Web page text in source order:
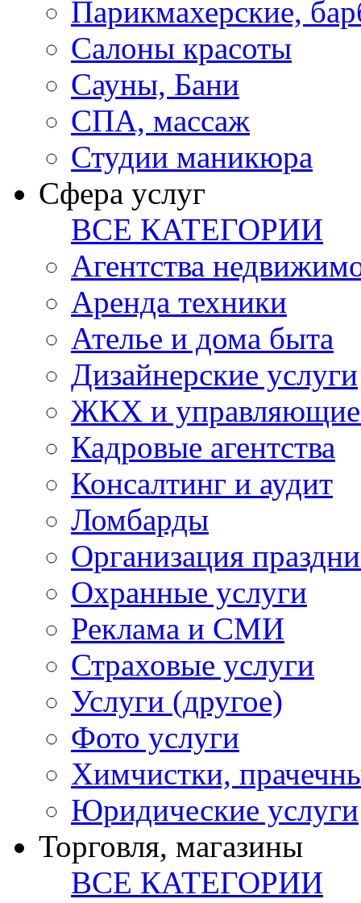
Парикмахерские,
Салоны красоты
Сауны, Бани
СПА, массаж
Студии маникюра
Сфера услуг
ВСЕ КАТЕГОРИИ
Агентства
Аренда техники
Ателье и дома быта
Дизайнерские услуги
ЖКХ и управляющие
Кадровые агентства
Консалтинг и аудит
Ломбарды
Организация
Охранные услуги
Реклама и СМИ
Страховые услуги
Услуги (другое)
Фото услуги
Химчистки,
Юридические услуги
Торговля, магазины
ВСЕ КАТЕГОРИИ